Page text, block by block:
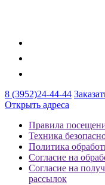
8 (3952)24-44-44
Открыть адреса
Правила
Техника
Политика
Согласие на
Согласие на
рассылок